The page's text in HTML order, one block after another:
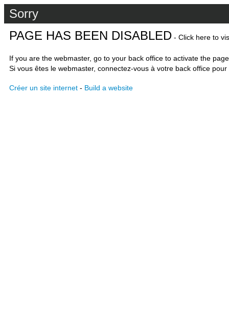
Sorry
PAGE HAS BEEN DISABLED - Click here to
If you are the webmaster, go to your back office to activate the
Si vous êtes le webmaster, connectez-vous à votre back office
Créer un site internet - Build a website